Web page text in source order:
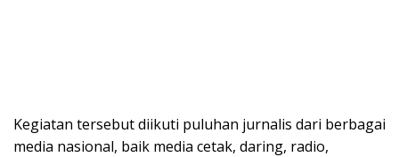
Kegiatan tersebut diikuti puluhan jurnalis dari berbagai
media nasional, baik media cetak, daring, radio,